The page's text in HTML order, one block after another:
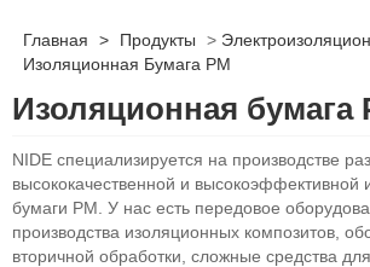
Главная > Продукты >
Изоляционная Бумага PM
Изоляционная бумага
NIDE специализируется на производстве
высококачественной и высокоэффективной
бумаги PM. У нас есть передовое
производства изоляционных композитов,
вторичной обработки, сложные средства